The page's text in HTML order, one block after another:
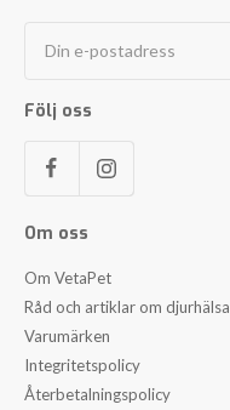
Din e-postadress
Följ oss
Om oss
Om VetaPet
Råd och artiklar om djurhälsa
Varumärken
Integritetspolicy
Återbetalningspolicy